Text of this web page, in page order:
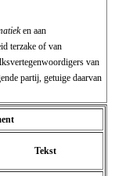
en aan
terzake of van
van
partij, getuige daarvan
Tekst